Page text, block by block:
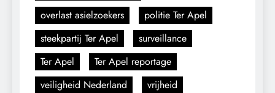
overlast asielzoekers
politie Ter Apel
steekpartij Ter Apel
surveillance
Ter Apel
Ter Apel reportage
veiligheid Nederland
vrijheid